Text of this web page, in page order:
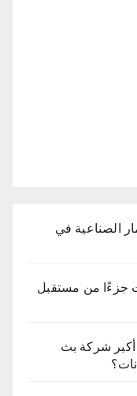
الصناعية في
جزءًا من مستقبل
أكبر شركة بث